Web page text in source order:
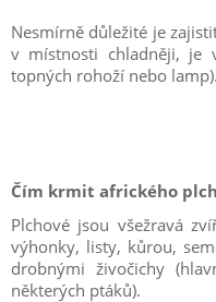
Nesmírně důležité je
v místnosti chladněji, je
topných rohoží nebo lamp).
Čím krmit afrického
Plchové jsou všežravá
výhonky, listy, kůrou,
drobnými živočichy
některých ptáků).